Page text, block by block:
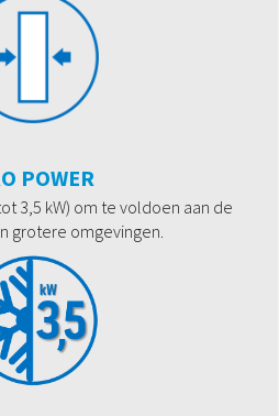
POWER
3,5 kW) om te voldoen aan de
grotere omgevingen.